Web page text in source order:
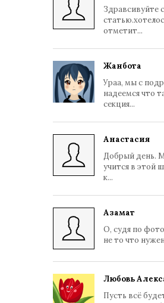
Здравсивуйте
отметит...
Жанбота
Ураа, мы с
надеемся что
секция...
Анастасия
Добрый день.
учится в этой
к...
Азамат
О, судя по
не то что
Любовь
Пусть всё